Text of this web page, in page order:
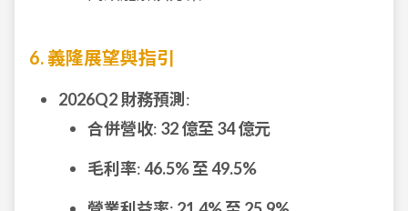
6. 義隆展望與指引
2026Q2 財務預測 :
合併營收: 32 億至 34 億元
毛利率:46.5% 至 49.5%